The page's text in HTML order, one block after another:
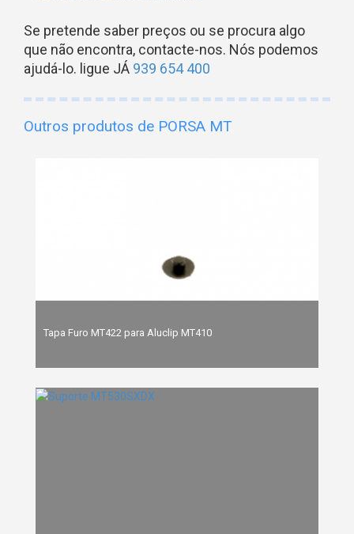
Se pretende saber preços ou se procura algo
que não encontra, contacte-nos. Nós podemos
ajudá-lo. ligue JÁ 939 654 400
Outros produtos de PORSA MT
Tapa Furo MT422 para Aluclip MT410